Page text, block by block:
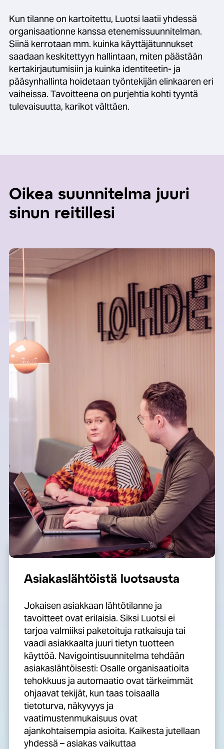
Kun tilanne on kartoitettu, Luotsi laatii yhdessä
organisaationne kanssa etenemissuunnitelman.
Siinä kerrotaan mm. kuinka käyttäjätunnukset
saadaan keskitettyyn hallintaan, miten päästään
kertakirjautumisiin ja kuinka identiteetin- ja
pääsynhallinta hoidetaan työntekijän elinkaaren eri
vaiheissa. Tavoitteena on purjehtia kohti tyyntä
tulevaisuutta, karikot välttäen.
Oikea suunnitelma juuri
sinun reitillesi
Asiakaslähtöistä luotsausta
Jokaisen asiakkaan lähtötilanne ja
tavoitteet ovat erilaisia. Siksi Luotsi ei
tarjoa valmiiksi paketoituja ratkaisuja tai
vaadi asiakkaalta juuri tietyn tuotteen
käyttöä. Navigointisuunnitelma tehdään
asiakaslähtöisesti: Osalle organisaatioita
tehokkuus ja automaatio ovat tärkeimmät
ohjaavat tekijät, kun taas toisaalla
tietoturva, näkyvyys ja
vaatimustenmukaisuus ovat
ajankohtaisempia asioita. Kaikesta jutellaan
yhdessä – asiakas vaikuttaa